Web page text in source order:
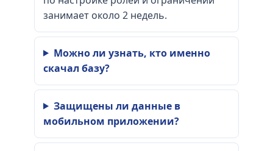
занимает около 2 недель.
Можно ли узнать, кто именно
скачал базу?
Защищены ли данные в
мобильном приложении?